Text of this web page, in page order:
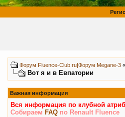
Форум Fluence-Club.ru|Форум Megane-3 «
Вот я и в Евпатории
Важная информация
Вся информация по клубной
Собираем FAQ по Renault Fluence